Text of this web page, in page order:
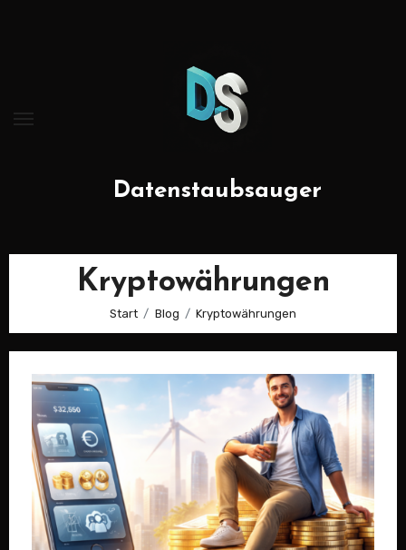
Datenstaubsauger
Kryptowährungen
Start Blog Kryptowährungen